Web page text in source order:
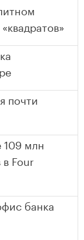
почти
109 млн
Four
банка